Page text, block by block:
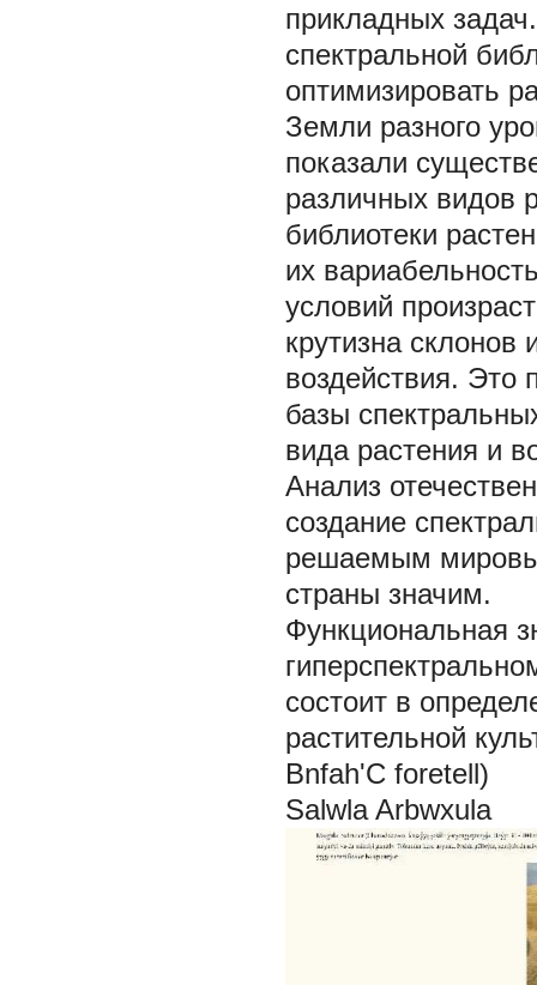
прикладных
спектральной
оптимизировать
Земли разного
показали
различных видов
библиотеки
их
условий
крутизна склонов
воздействия. Это
базы
вида растения и
Анализ
создание
решаемым
страны значим.
Функциональная
состоит в
растительной
Bnfah'C foretell)
Salwla Arbwxula